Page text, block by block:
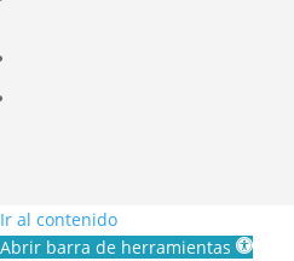
Ir al contenido
Abrir barra de herramientas